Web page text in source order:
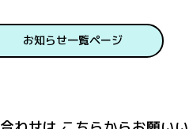
お知らせ一覧ページ